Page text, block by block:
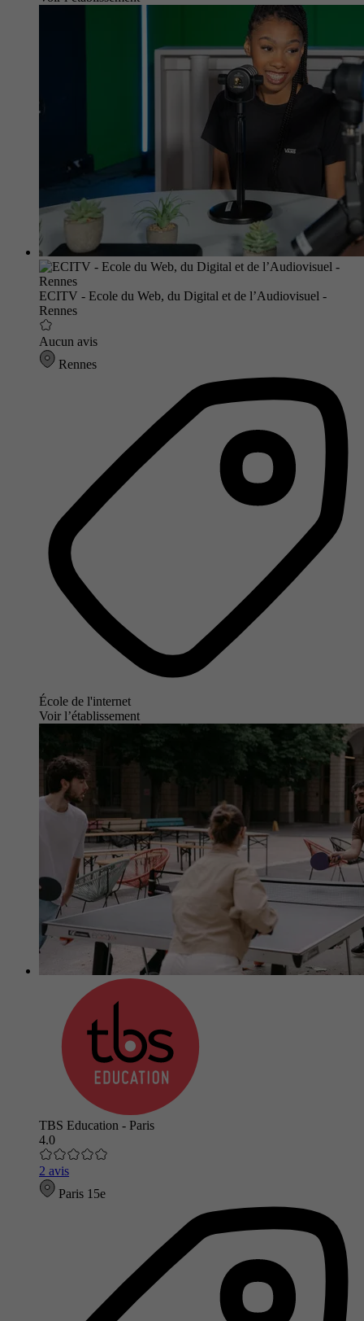
ECITV - Ecole du Web, du Digital et de l’Audiovisuel -
Rennes
Aucun avis
Rennes
École de l'internet
Voir l’établissement
TBS Education - Paris
4.0
2 avis
Paris 15e